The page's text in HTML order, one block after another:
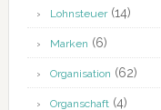
Lohnsteuer(14)
Marken (6)
Organisation (62)
Organschaft(4)